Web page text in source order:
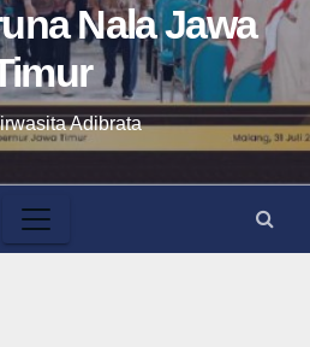
Nala Jawa
Adibrata